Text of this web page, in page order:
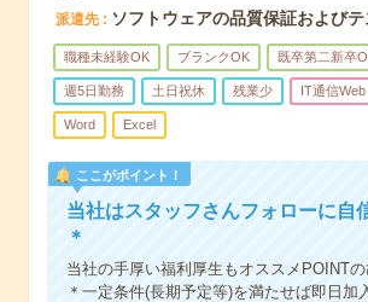
派遣先 ソフトウェアの品質保証および
職種未経験OK ブランクOK 既卒第二新卒
週5日勤務 土日祝休 残業少 IT通信Web
Word Excel
ここがポイント！
当社はスタッフさんフォローに自
＊
当社の手厚い福利厚生もオススメPOINT
＊一定条件(長期予定等)を満たせば即日